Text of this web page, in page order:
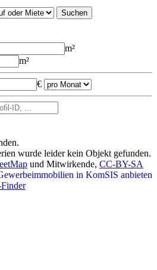
m²
m²
€
wurde leider kein Objekt gefunden.
und Mitwirkende, CC-BY-SA